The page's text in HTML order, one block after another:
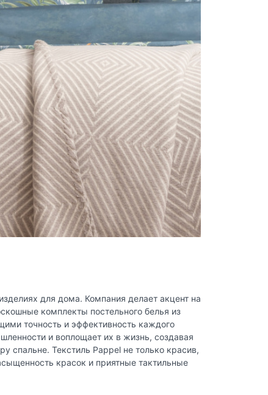
для дома. Компания делает акцент на
комплекты постельного белья из
точность и эффективность каждого
и воплощает их в жизнь, создавая
спальне. Текстиль Pappel не только красив,
красок и приятные тактильные